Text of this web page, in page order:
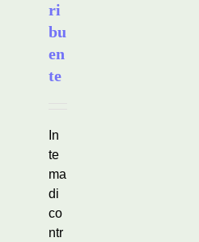
ri
bu
en
te
In
te
ma
di
co
ntr